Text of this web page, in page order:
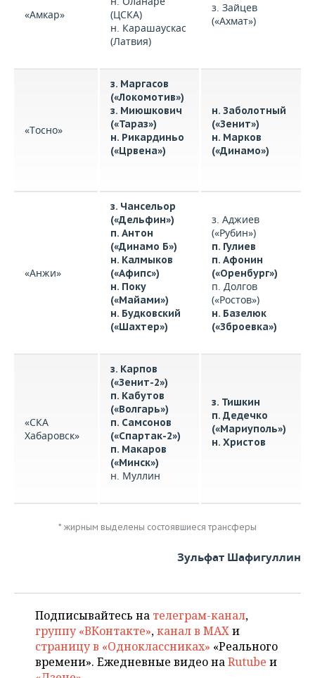
«Амкар»
(ЦСКА)
н. Карашаускас
(Латвия)
з. Зайцев
(«Ахмат»)
«Тосно»
з. Маргасов
(«Локомотив»)
з. Миюшкович
(«Тараз»)
н. Рикардиньо
(«Црвена»)
н. Заболотный
(«Зенит»)
н. Марков
(«Динамо»)
«Анжи»
з. Чансельор
(«Дельфин»)
п. Антон
(«Динамо Б»)
н. Калмыков
(«Афипс»)
н. Поку
(«Майами»)
н. Будковский
(«Шахтер»)
з. Аджиев
(«Рубин»)
п. Гулиев
п. Афонин
(«Оренбург»)
п. Долгов
(«Ростов»)
н. Базелюк
(«Зброевка»)
«СКА
Хабаровск»
з. Карпов
(«Зенит-2»)
п. Кабутов
(«Волгарь»)
п. Самсонов
(«Спартак-2»)
п. Макаров
(«Минск»)
н. Муллин
з. Тишкин
п. Дедечко
(«Мариуполь»)
н. Христов
* жирным выделены состоявшиеся трансферы
Зульфат Шафигуллин
Подписывайтесь на телеграм-канал,
группу «ВКонтакте»,канал в MAXи
страницу в «Одноклассниках» «Реального
времени». Ежедневные видео наRutube и